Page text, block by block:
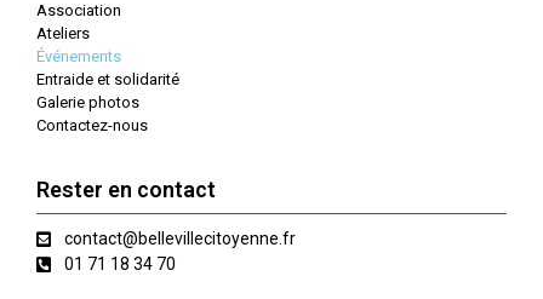
Association
Ateliers
Événements
Entraide et solidarité
Galerie photos
Contactez-nous
Rester en contact
contact@bellevillecitoyenne.fr
01 71 18 34 70